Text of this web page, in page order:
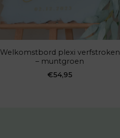
Welkomstbord plexi verfstroken
– muntgroen
€54,95